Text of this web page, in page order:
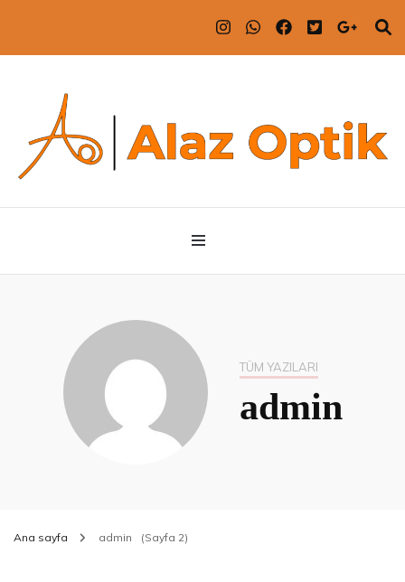
ALAZ OPTİK
ALAZ OPTİK
TÜM YAZILARI
admin
Ana sayfa admin (Sayfa 2)